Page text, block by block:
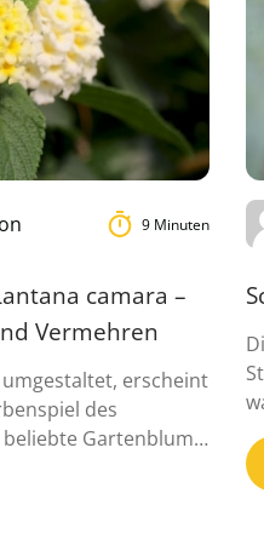
9 Minuten
camara –
Vermehren
erscheint
des
Gartenblume,
blü...